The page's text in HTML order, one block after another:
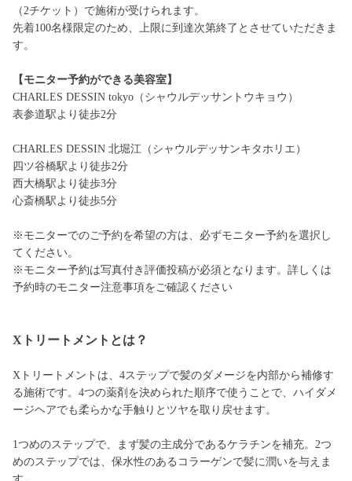
（2チケット）で施術が受けられます。
先着100名様限定のため、上限に到達次第終了とさせていただきま
す。
【モニター予約ができる美容室】
CHARLES DESSIN tokyo（シャウルデッサントウキョウ）
表参道駅より徒歩2分
CHARLES DESSIN 北堀江（シャウルデッサンキタホリエ）
四ツ谷橋駅より徒歩2分
西大橋駅より徒歩3分
心斎橋駅より徒歩5分
※モニターでのご予約を希望の方は、必ずモニター予約を選択し
てください。
※モニター予約は写真付き評価投稿が必須となります。詳しくは
予約時のモニター注意事項をご確認ください
Xトリートメントとは？
Xトリートメントは、4ステップで髪のダメージを内部から補修す
る施術です。4つの薬剤を決められた順序で使うことで、ハイダメ
ージヘアでも柔らかな手触りとツヤを取り戻せます。
1つめのステップで、まず髪の主成分であるケラチンを補充。2つ
めのステップでは、保水性のあるコラーゲンで髪に潤いを与えま